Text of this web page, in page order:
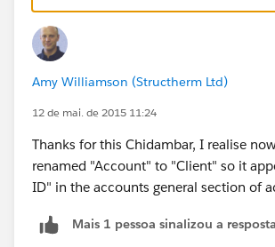
Amy Williamson (Structherm Ltd)
12 de mai. de 2015 11:24
Thanks for this Chidambar, I realise
renamed "Account" to "Client" so it
ID" in the accounts general section of
Mais 1 pessoa sinalizou a